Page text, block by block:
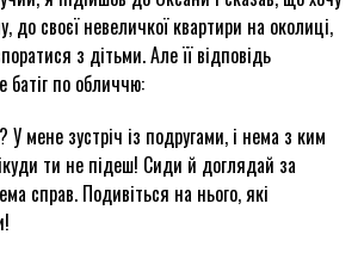
до своєї невеличкої квартири на околиці,
з дітьми. Але її відповідь
батіг по обличчю:
мене зустріч із подругами, і нема з ким
ти не підеш! Сиди й доглядай за
справ. Подивіться на нього, які